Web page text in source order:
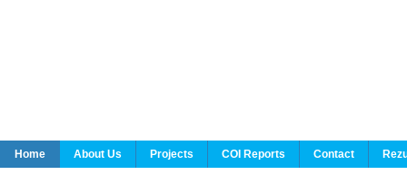
Home About Us Projects COI Reports Contact